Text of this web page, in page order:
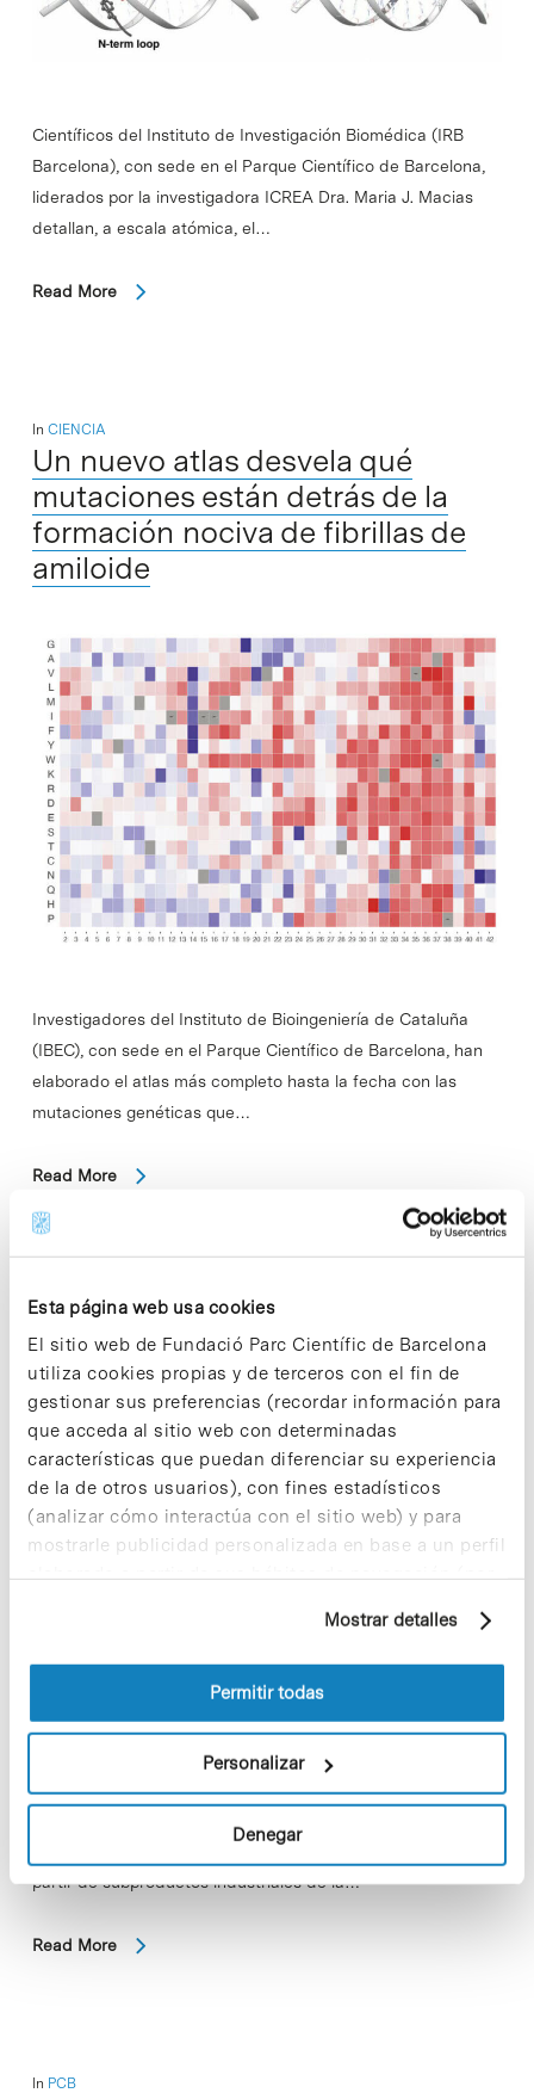
Esta página web usa cookies
El sitio web de Fundació Parc Científic de Barcelona
utiliza cookies propias y de terceros con el fin de
gestionar sus preferencias (recordar información para
que acceda al sitio web con determinadas
características que puedan diferenciar su experiencia
de la de otros usuarios), con fines estadísticos
(analizar cómo interactúa con el sitio web) y para
mostrarle publicidad personalizada en base a un perfil
elaborado a partir de sus hábitos de navegación (por
información sobre las cookies puede consultar
la Política de cookies del sitio web.
Mostrar detalles
Permitir todas
Personalizar
Denegar
Científicos del Instituto de Investigación Biomédica (IRB
Barcelona), con sede en el Parque Científico de Barcelona,
liderados por la investigadora ICREA Dra. Maria J. Macias
detallan, a escala atómica, el…
Read More
In CIENCIA
Un nuevo atlas desvela qué
mutaciones están detrás de la
formación nociva de fibrillas de
amiloide
Investigadores del Instituto de Bioingeniería de Cataluña
(IBEC), con sede en el Parque Científico de Barcelona, han
elaborado el atlas más completo hasta la fecha con las
mutaciones genéticas que…
Read More
InEMPRESAS
Roka Furadada participa en el
proyecto ZEBRA-LIFE para
producir antioxidantes de origen
renovable
La startup Roka Furadada es miembro de consorcio público-
tecnología para producir antioxidantes de origen renovable a
partir de subproductos industriales de la…
Read More
In PCB